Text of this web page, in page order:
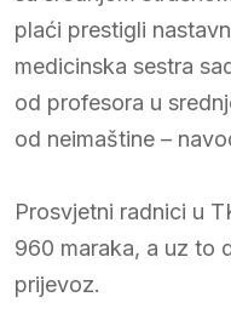
plaći prestigli
medicinska sestra
od profesora u
od neimaštine –
Prosvjetni radnici u
960 maraka, a uz to
prijevoz.